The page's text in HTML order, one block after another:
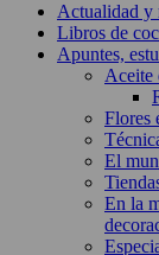
Actualidad y
Libros de
Apuntes,
Flores
El
En la